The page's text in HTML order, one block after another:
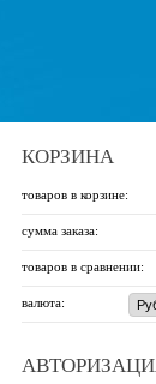
КОРЗИНА
товаров в корзине:
сумма заказа:
товаров в сравнении:
валюта: